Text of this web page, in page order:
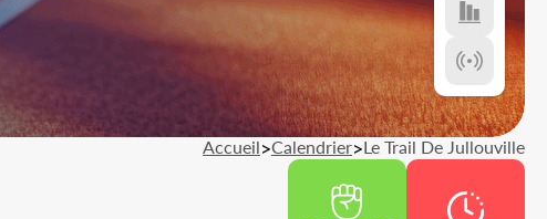
Accueil>Calendrier>Le Trail De Jullouville